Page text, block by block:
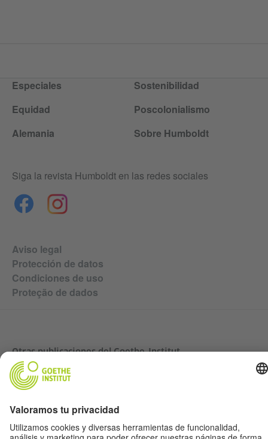
Especiales
Sostenibilidad
Equidad
Poscolonialismo
Alemania
Sobre Humboldt
Aviso legal
Protección de datos
Condiciones de uso
Proteção de dados
Siga la revista Humboldt en las redes sociales
Otras publicaciones del Goethe-Institut
Zeitgeister
Gegenüber
Ruya
#nofilter Alemanha sem filtro